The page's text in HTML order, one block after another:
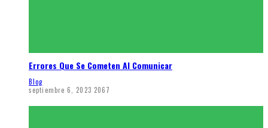
Errores Que Se Cometen Al Comunicar
Blog
septiembre 6, 2023 2067